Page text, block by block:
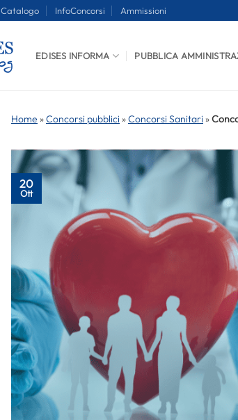
Catalogo InfoConcorsi Ammissioni
EDISES INFORMA PUBBLICA
Home »Concorsi pubblici »Concorsi Sanitari »
20
Ott